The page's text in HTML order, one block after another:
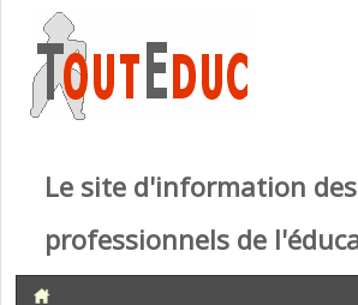
Le site d'information des
professionnels de